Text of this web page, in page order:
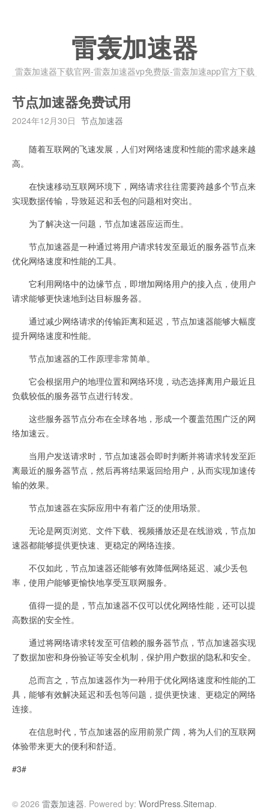
雷轰加速器
雷轰加速器下载官网-雷轰加速器vp免费版-雷轰加速app官方下载
节点加速器免费试用
2024年12月30日 节点加速器
随着互联网的飞速发展，人们对网络速度和性能的需求越来越
高。
在快速移动互联网环境下，网络请求往往需要跨越多个节点来
实现数据传输，导致延迟和丢包的问题相对突出。
为了解决这一问题，节点加速器应运而生。
节点加速器是一种通过将用户请求转发至最近的服务器节点来
优化网络速度和性能的工具。
它利用网络中的边缘节点，即增加网络用户的接入点，使用户
请求能够更快速地到达目标服务器。
通过减少网络请求的传输距离和延迟，节点加速器能够大幅度
提升网络速度和性能。
节点加速器的工作原理非常简单。
它会根据用户的地理位置和网络环境，动态选择离用户最近且
负载较低的服务器节点进行转发。
这些服务器节点分布在全球各地，形成一个覆盖范围广泛的网
络加速云。
当用户发送请求时，节点加速器会即时判断并将请求转发至距
离最近的服务器节点，然后再将结果返回给用户，从而实现加速传
输的效果。
节点加速器在实际应用中有着广泛的使用场景。
无论是网页浏览、文件下载、视频播放还是在线游戏，节点加
速器都能够提供更快速、更稳定的网络连接。
不仅如此，节点加速器还能够有效降低网络延迟、减少丢包
率，使用户能够更愉快地享受互联网服务。
值得一提的是，节点加速器不仅可以优化网络性能，还可以提
高数据的安全性。
通过将网络请求转发至可信赖的服务器节点，节点加速器实现
了数据加密和身份验证等安全机制，保护用户数据的隐私和安全。
总而言之，节点加速器作为一种用于优化网络速度和性能的工
具，能够有效解决延迟和丢包等问题，提供更快速、更稳定的网络
连接。
在信息时代，节点加速器的应用前景广阔，将为人们的互联网
体验带来更大的便利和舒适。
#3#
© 2026 雷轰加速器. Powered by: WordPress.Sitemap.